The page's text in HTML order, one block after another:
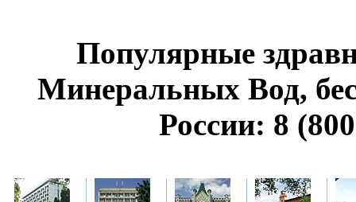
Популярные
Минеральных Вод,
России: 8